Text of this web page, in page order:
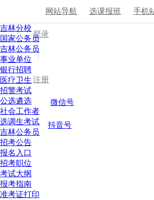
网站导航 选课报班 手机
登录
|
注册
微信号
抖音号
吉林分校
国家公务员
吉林公务员
事业单位
银行招聘
医疗卫生
招警考试
公选遴选
社会工作者
选调生考试
吉林公务员
招考公告
报名入口
招考职位
考试大纲
报考指南
准考证打印